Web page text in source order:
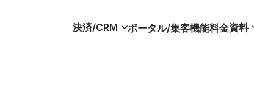
決済/CRM ポータル/集客機能料金資料